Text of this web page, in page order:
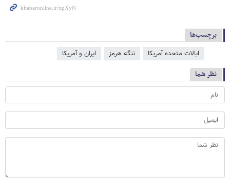
برچسب‌ها
ایالات متحده آمریکا تنگه هرمز ایران و آمریکا
نظر شما